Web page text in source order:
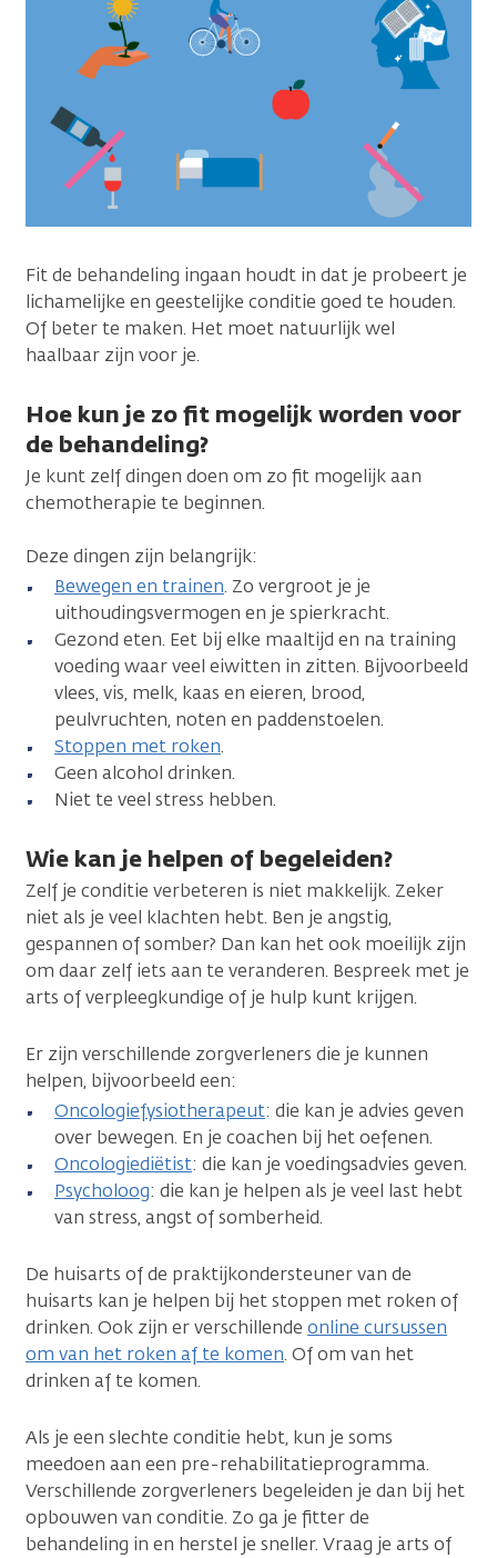
Fit de behandeling ingaan houdt in dat je probeert je
lichamelijke en geestelijke conditie goed te houden.
Of beter te maken. Het moet natuurlijk wel
haalbaar zijn voor je.
Hoe kun je zo fit mogelijk worden voor
de behandeling?
Je kunt zelf dingen doen om zo fit mogelijk aan
chemotherapie te beginnen.
Deze dingen zijn belangrijk:
Bewegen en trainen. Zo vergroot je je
uithoudingsvermogen en je spierkracht.
Gezond eten. Eet bij elke maaltijd en na training
voeding waar veel eiwitten in zitten. Bijvoorbeeld
vlees, vis, melk, kaas en eieren, brood,
peulvruchten, noten en paddenstoelen.
Stoppen met roken.
Geen alcohol drinken.
Niet te veel stress hebben.
Wie kan je helpen of begeleiden?
Zelf je conditie verbeteren is niet makkelijk. Zeker
niet als je veel klachten hebt. Ben je angstig,
gespannen of somber? Dan kan het ook moeilijk zijn
om daar zelf iets aan te veranderen. Bespreek met je
arts of verpleegkundige of je hulp kunt krijgen.
Er zijn verschillende zorgverleners die je kunnen
helpen, bijvoorbeeld een:
Oncologiefysiotherapeut: die kan je advies geven
over bewegen. En je coachen bij het oefenen.
Oncologiediëtist: die kan je voedingsadvies geven.
Psycholoog: die kan je helpen als je veel last hebt
van stress, angst of somberheid.
De huisarts of de praktijkondersteuner van de
huisarts kan je helpen bij het stoppen met roken of
drinken. Ook zijn er verschillende online cursussen
om van het roken af te komen. Of om van het
drinken af te komen.
Als je een slechte conditie hebt, kun je soms
meedoen aan een pre-rehabilitatieprogramma.
Verschillende zorgverleners begeleiden je dan bij het
opbouwen van conditie. Zo ga je fitter de
behandeling in en herstel je sneller. Vraag je arts of